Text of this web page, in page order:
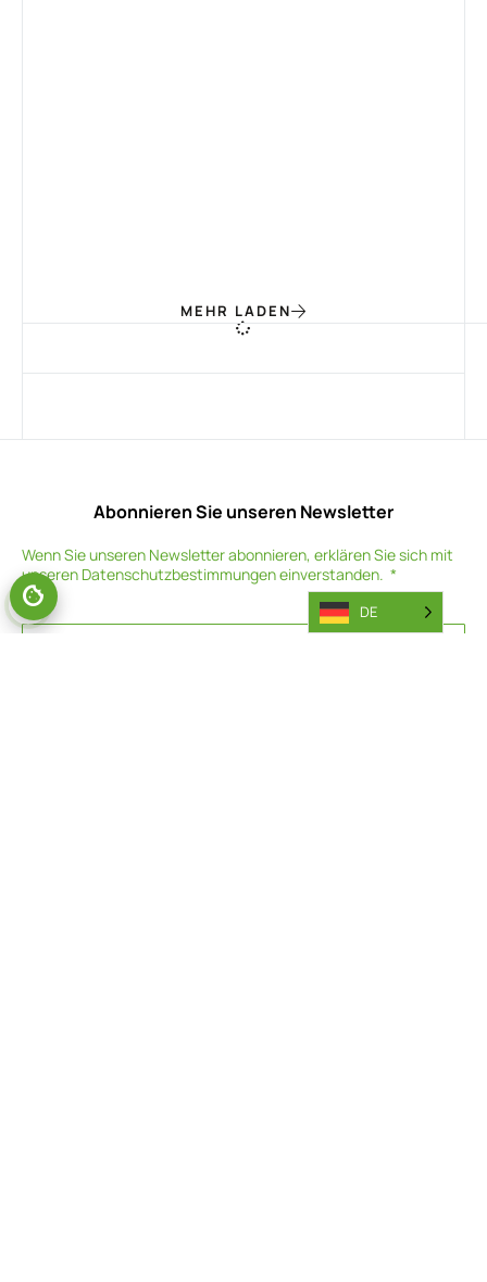
MEHR LADEN
Abonnieren Sie unseren Newsletter
Wenn Sie unseren Newsletter abonnieren, erklären Sie sich mit
unseren Datenschutzbestimmungeneinverstanden.
DE